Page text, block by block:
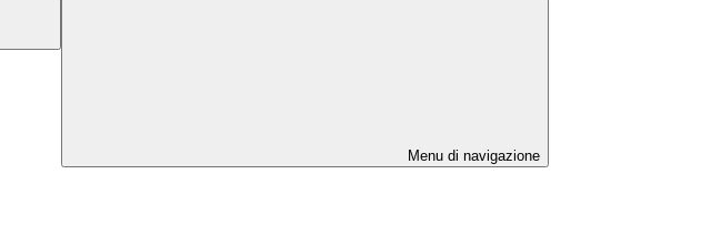
Menu di navigazione